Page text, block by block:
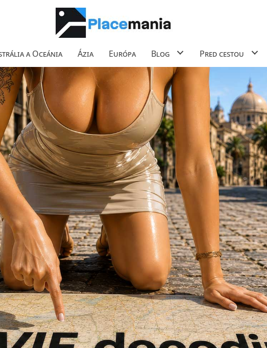
a Oceánia Ázia Európa Blog Pred cestou